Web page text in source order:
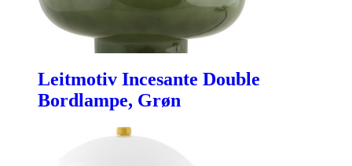
Leitmotiv Incesante Double
Bordlampe, Grøn